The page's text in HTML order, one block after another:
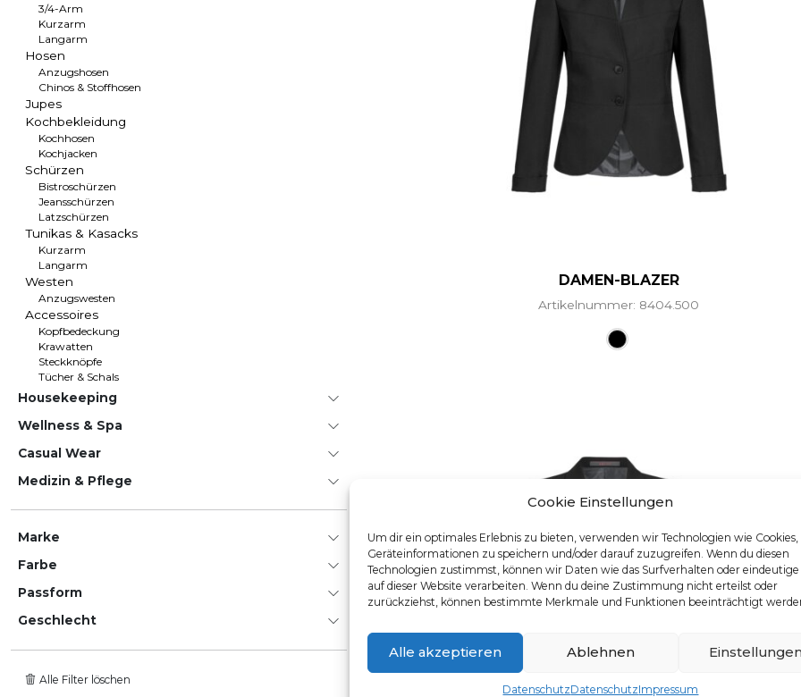
Cookie Einstellungen
Um dir ein optimales Erlebnis zu bieten, verwenden wir Technologien wie
Geräteinformationen zu speichern und/oder darauf zuzugreifen. Wenn du diesen
Technologien zustimmst, können wir Daten wie das Surfverhalten oder eindeutige
auf dieser Website verarbeiten. Wenn du deine Zustimmung nicht erteilst oder
zurückziehst, können bestimmte Merkmale und Funktionen beeinträchtigt
Alle akzeptieren Ablehnen Einstellungen
DatenschutzDatenschutzImpressum
3/4-Arm
Kurzarm
Langarm
Hosen
Anzugshosen
Chinos & Stoffhosen
Jupes
Kochbekleidung
Kochhosen
Kochjacken
Schürzen
Bistroschürzen
Jeansschürzen
Latzschürzen
Tunikas & Kasacks
Kurzarm
Langarm
Westen
Anzugswesten
Accessoires
Kopfbedeckung
Krawatten
Steckknöpfe
Tücher & Schals
House­keeping
Wellness & Spa
Casual Wear
Medizin & Pflege
Marke
Farbe
Passform
Geschlecht
Alle Filter löschen
DAMEN-BLAZER
Artikelnummer: 8404.500